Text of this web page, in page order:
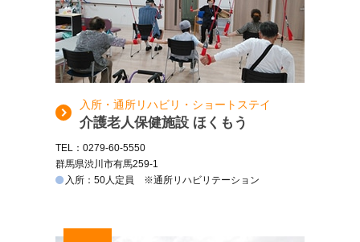
入所・通所リハビリ・ショートステイ
介護老人保健施設 ほくもう
TEL：0279-60-5550
群馬県渋川市有馬259-1
入所：50人定員 ※通所リハビリテーション